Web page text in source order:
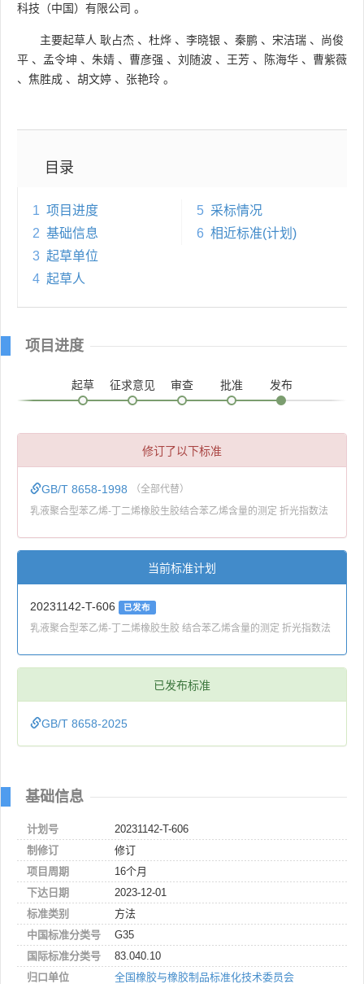
科技（中国）有限公司 。
主要起草人 耿占杰 、 杜烨 、 李晓银 、 秦鹏 、 宋洁瑞 、 尚俊
平 、 孟令坤 、 朱婧 、 曹彦强 、 刘随波 、 王芳 、 陈海华 、 曹紫薇
、 焦胜成 、 胡文婷 、 张艳玲 。
目录
1 项目进度
2 基础信息
3 起草单位
4 起草人
5 采标情况
6 相近标准(计划)
项目进度
起草 征求意见 审查 批准 发布
修订了以下标准
GB/T 8658-1998 （全部代替）
乳液聚合型苯乙烯-丁二烯橡胶生胶结合苯乙烯含量的测定 折光指数法
当前标准计划
20231142-T-606 已发布
乳液聚合型苯乙烯-丁二烯橡胶生胶 结合苯乙烯含量的测定 折光指数法
已发布标准
GB/T 8658-2025
基础信息
计划号
20231142-T-606
制修订
修订
项目周期
16个月
下达日期
2023-12-01
标准类别
方法
中国标准分类号
G35
国际标准分类号
83.040.10
归口单位
全国橡胶与橡胶制品标准化技术委员会